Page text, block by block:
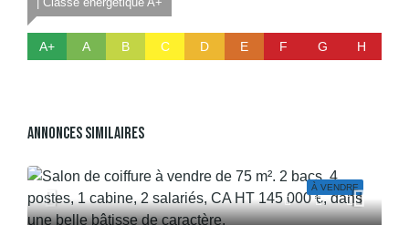
A+ A B C D E F G H
Annonces Similaires
À VENDRE